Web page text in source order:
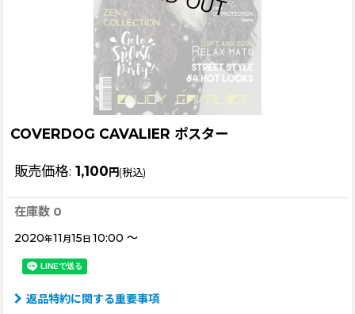
COVERDOG CAVALIER ポスター
販売価格: 1,100円(税込)
在庫数 0
2020年11月 15日 10:00 ～
返品特約に関する重要事項